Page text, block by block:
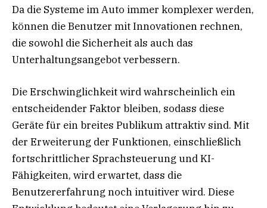
Da die Systeme im Auto immer komplexer werden,
können die Benutzer mit Innovationen rechnen,
die sowohl die Sicherheit als auch das
Unterhaltungsangebot verbessern.
Die Erschwinglichkeit wird wahrscheinlich ein
entscheidender Faktor bleiben, sodass diese
Geräte für ein breites Publikum attraktiv sind. Mit
der Erweiterung der Funktionen, einschließlich
fortschrittlicher Sprachsteuerung und KI-
Fähigkeiten, wird erwartet, dass die
Benutzererfahrung noch intuitiver wird. Diese